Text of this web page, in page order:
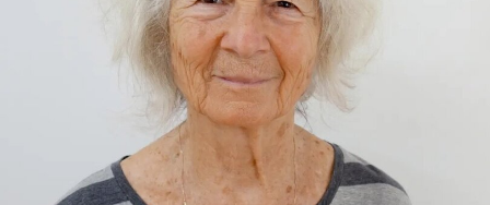
展品”项目的员工必须全程陪同调取馆藏，只有在另
一位同事到岗接替后，才能去洗手间。与他们服务
的公众一样，这些员工也不允许将食物或饮料带入
主展厅或储藏区。
“这种展示我们文化遗产的创新模式，竟是由那些连
上厕所或喝口水都得不到充分保障的员工来实现